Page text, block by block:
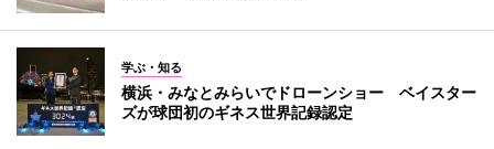
学ぶ・知る
横浜・みなとみらいでドローンショー ベイスター
ズが球団初のギネス世界記録認定